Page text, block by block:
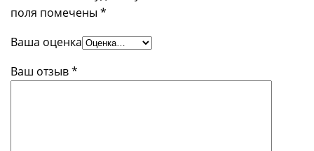
поля помечены *
Ваша оценка
Ваш отзыв*